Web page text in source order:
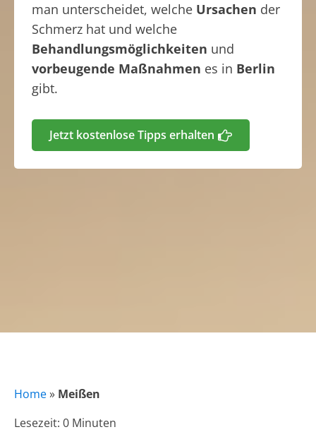
man unterscheidet, welche Ursachen der
Schmerz hat und welche
Behandlungsmöglichkeiten und
vorbeugende Maßnahmen es in Berlin
gibt.
Jetzt kostenlose Tipps erhalten
Home» Meißen
Lesezeit: 0 Minuten